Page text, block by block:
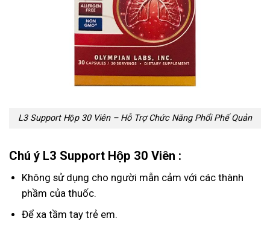
L3 Support Hộp 30 Viên – Hỗ Trợ Chức Năng Phổi Phế Quản
Chú ý L3 Support Hộp 30 Viên :
Không sử dụng cho người mẫn cảm với các thành
phầm của thuốc.
Để xa tầm tay trẻ em.